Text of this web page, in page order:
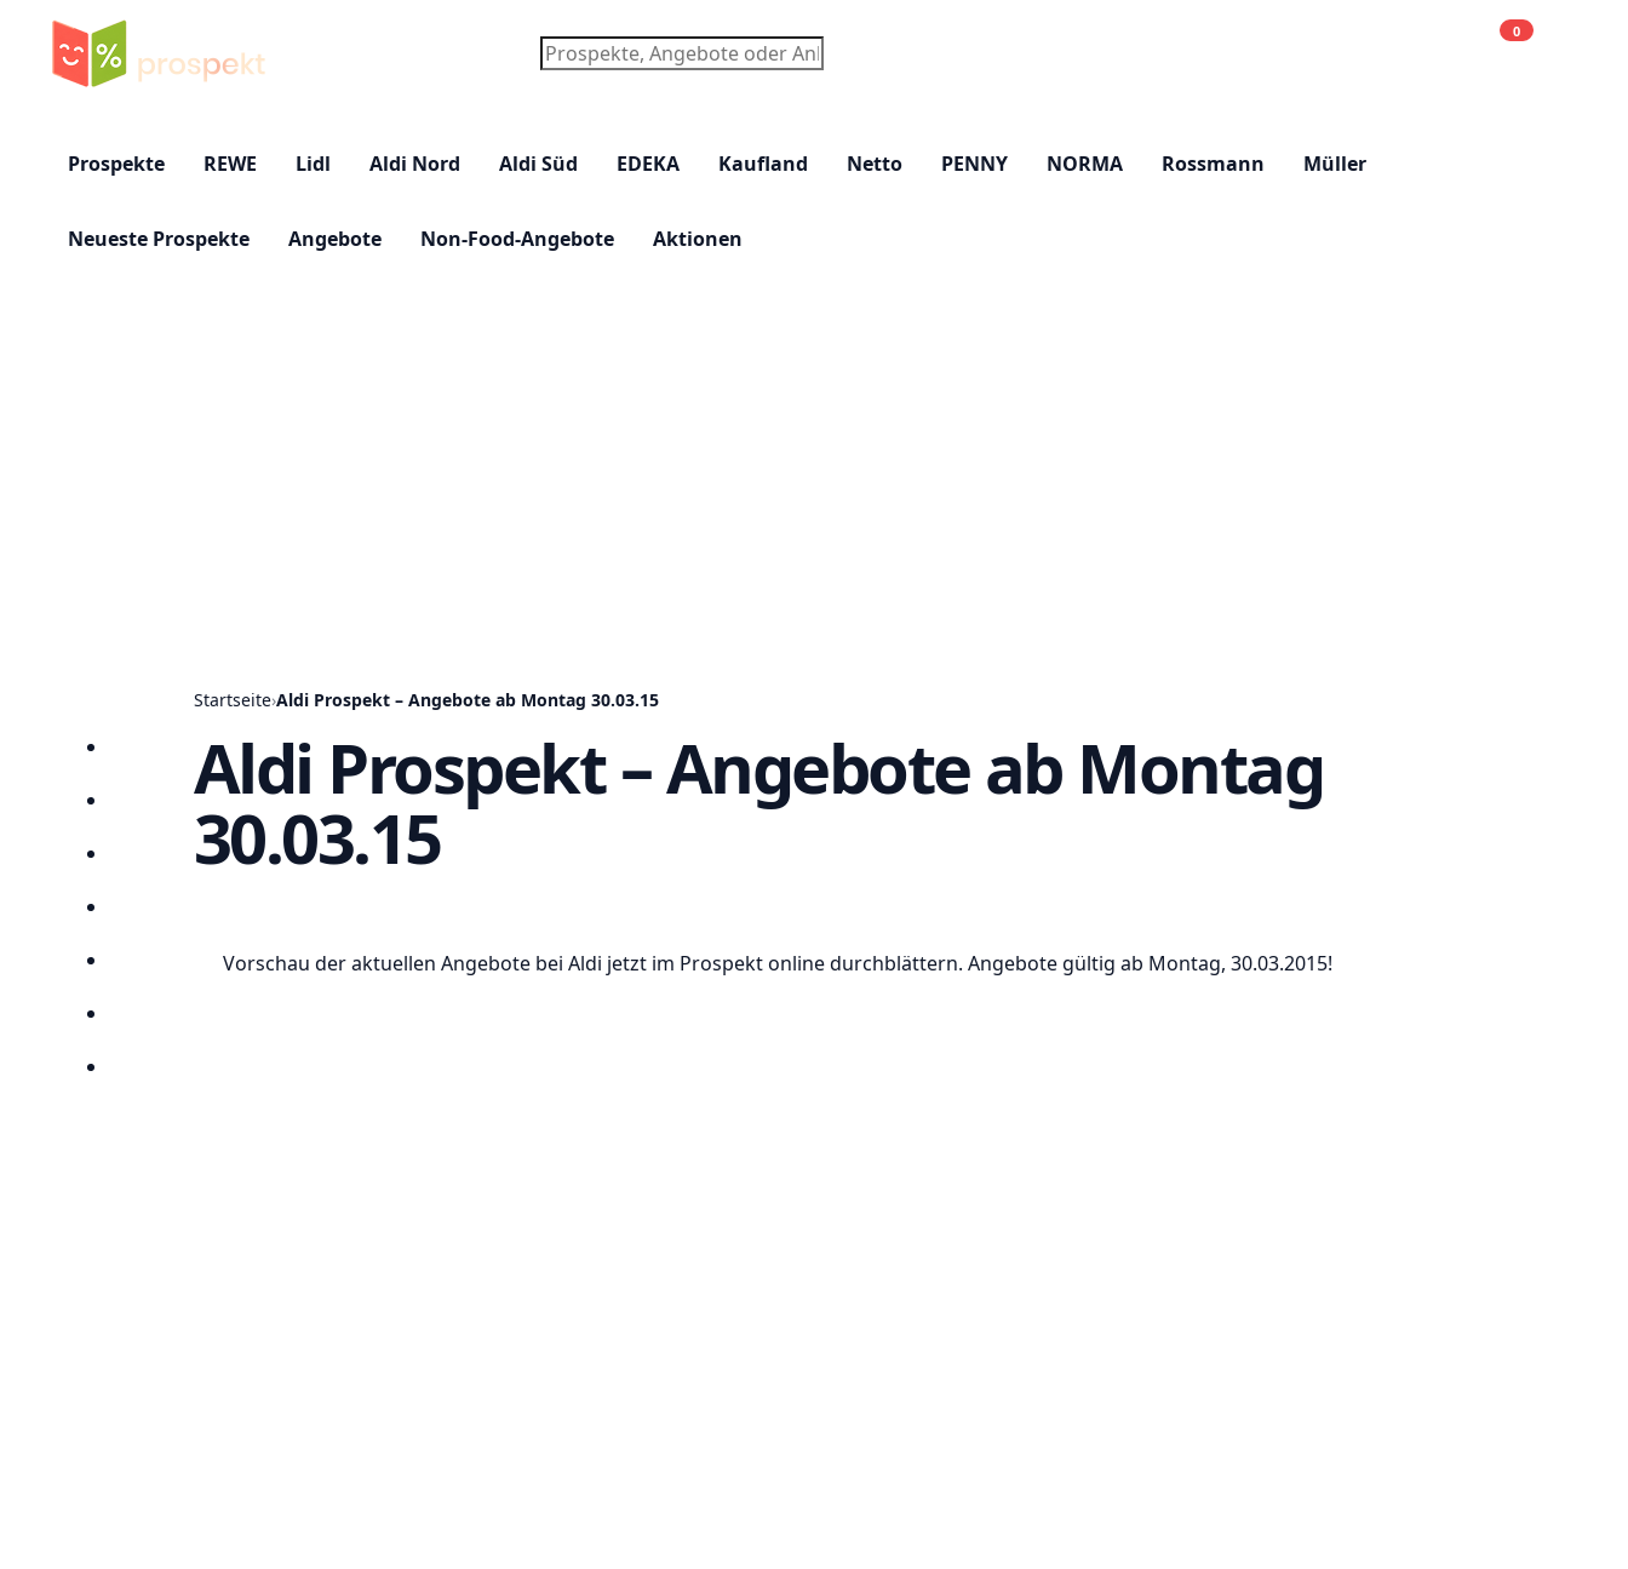
Suchen
0
Prospekte REWE Lidl Aldi Nord Aldi Süd EDEKA Kaufland Netto PENNY NORMA Rossmann Müller
Neueste Prospekte Angebote Non-Food-Angebote Aktionen
Startseite
Prospekte
Angebote
Startseite›Aldi Prospekt – Angebote ab Montag 30.03.15
Aldi Prospekt – Angebote ab Montag
30.03.15
Vorschau der aktuellen Angebote bei Aldi jetzt im Prospekt online durchblättern. Angebote gültig ab Montag, 30.03.2015!